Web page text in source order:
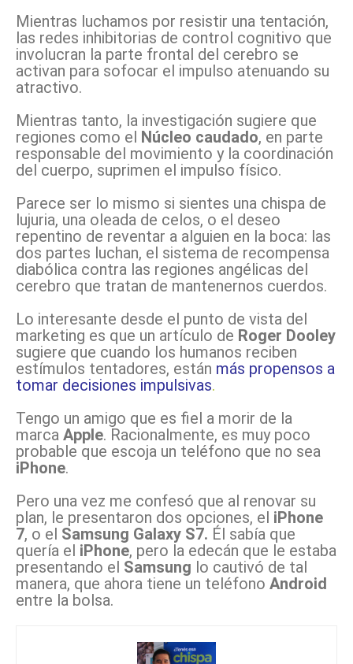
Mientras luchamos por resistir una tentación,
las redes inhibitorias de control cognitivo que
involucran la parte frontal del cerebro se
activan para sofocar el impulso atenuando su
atractivo.
Mientras tanto, la investigación sugiere que
regiones como el Núcleo caudado, en parte
responsable del movimiento y la coordinación
del cuerpo, suprimen el impulso físico.
Parece ser lo mismo si sientes una chispa de
lujuria, una oleada de celos, o el deseo
repentino de reventar a alguien en la boca: las
dos partes luchan, el sistema de recompensa
diabólica contra las regiones angélicas del
cerebro que tratan de mantenernos cuerdos.
Lo interesante desde el punto de vista del
marketing es que un artículo de Roger Dooley
sugiere que cuando los humanos reciben
estímulos tentadores, están más propensos a
tomar decisiones impulsivas.
Tengo un amigo que es fiel a morir de la
marca Apple. Racionalmente, es muy poco
probable que escoja un teléfono que no sea
iPhone.
Pero una vez me confesó que al renovar su
plan, le presentaron dos opciones, el iPhone
7, o el Samsung Galaxy S7. Él sabía que
quería el iPhone, pero la edecán que le estaba
presentando el Samsung lo cautivó de tal
manera, que ahora tiene un teléfono Android
entre la bolsa.